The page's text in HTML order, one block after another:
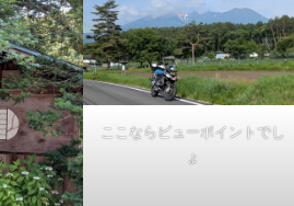
ここならビューポイントでし
ょ